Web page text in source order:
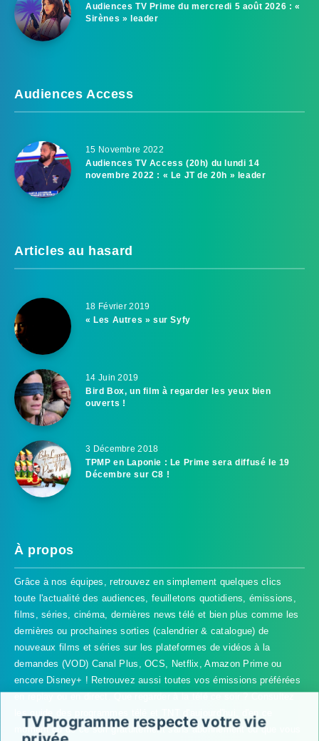
Audiences TV Prime du mercredi 5 août 2026 : «
Sirènes » leader
Audiences Access
15 Novembre 2022
Audiences TV Access (20h) du lundi 14
novembre 2022 : « Le JT de 20h » leader
Articles au hasard
18 Février 2019
« Les Autres » sur Syfy
14 Juin 2019
Bird Box, un film à regarder les yeux bien
ouverts !
3 Décembre 2018
TPMP en Laponie : Le Prime sera diffusé le 19
Décembre sur C8 !
À propos
Grâce à nos équipes, retrouvez en simplement quelques clics
toute l'actualité des audiences, feuilletons quotidiens, émissions,
films, séries, cinéma, dernières news télé et bien plus comme les
dernières ou prochaines sorties (calendrier & catalogue) de
nouveaux films et séries sur les plateformes de vidéos à la
demandes (VOD) Canal Plus, OCS, Netflix, Amazon Prime ou
encore Disney+ ! Retrouvez aussi toutes vos émissions préférées
moment ou de ce soir gratuitement sans abonnement où que vous
TVProgramme respecte votre vie